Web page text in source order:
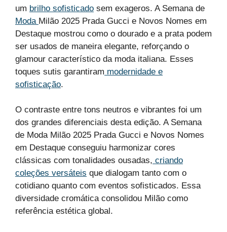
um brilho sofisticado sem exageros. A Semana de
Moda Milão 2025 Prada Gucci e Novos Nomes em
Destaque mostrou como o dourado e a prata podem
ser usados de maneira elegante, reforçando o
glamour característico da moda italiana. Esses
toques sutis garantiram modernidade e
sofisticação.
O contraste entre tons neutros e vibrantes foi um
dos grandes diferenciais desta edição. A Semana
de Moda Milão 2025 Prada Gucci e Novos Nomes
em Destaque conseguiu harmonizar cores
clássicas com tonalidades ousadas, criando
coleções versáteis que dialogam tanto com o
cotidiano quanto com eventos sofisticados. Essa
diversidade cromática consolidou Milão como
referência estética global.